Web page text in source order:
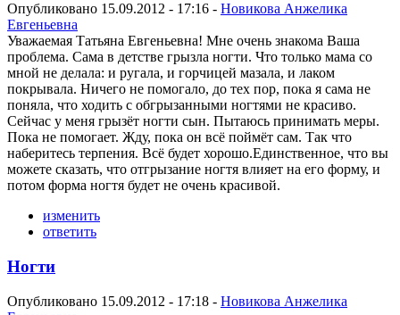
Опубликовано 15.09.2012 - 17:16 - Новикова Анжелика
Евгеньевна
Уважаемая Татьяна Евгеньевна! Мне очень знакома Ваша
проблема. Сама в детстве грызла ногти. Что только мама со
мной не делала: и ругала, и горчицей мазала, и лаком
покрывала. Ничего не помогало, до тех пор, пока я сама не
поняла, что ходить с обгрызанными ногтями не красиво.
Сейчас у меня грызёт ногти сын. Пытаюсь принимать меры.
Пока не помогает. Жду, пока он всё поймёт сам. Так что
наберитесь терпения. Всё будет хорошо.Единственное, что вы
можете сказать, что отгрызание ногтя влияет на его форму, и
потом форма ногтя будет не очень красивой.
изменить
ответить
Ногти
Опубликовано 15.09.2012 - 17:18 - Новикова Анжелика